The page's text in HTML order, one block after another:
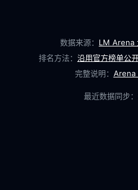
数据来源： LM Arena
排名方法： 沿用官方榜单公
完整说明： Arena
最近数据同步：